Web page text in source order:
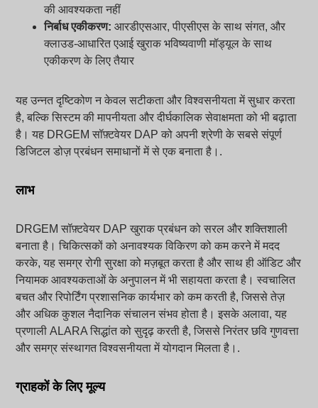
की आवश्यकता नहीं
निर्बाध एकीकरण: आरडीएसआर, पीएसीएस के साथ संगत, और
क्लाउड-आधारित एआई खुराक भविष्यवाणी मॉड्यूल के साथ
एकीकरण के लिए तैयार
यह उन्नत दृष्टिकोण न केवल सटीकता और विश्वसनीयता में सुधार करता
है, बल्कि सिस्टम की मापनीयता और दीर्घकालिक सेवाक्षमता को भी बढ़ाता
है। यह DRGEM सॉफ़्टवेयर DAP को अपनी श्रेणी के सबसे संपूर्ण
डिजिटल डोज़ प्रबंधन समाधानों में से एक बनाता है।.
लाभ
DRGEM सॉफ़्टवेयर DAP खुराक प्रबंधन को सरल और शक्तिशाली
बनाता है। चिकित्सकों को अनावश्यक विकिरण को कम करने में मदद
करके, यह समग्र रोगी सुरक्षा को मज़बूत करता है और साथ ही ऑडिट और
नियामक आवश्यकताओं के अनुपालन में भी सहायता करता है। स्वचालित
बचत और रिपोर्टिंग प्रशासनिक कार्यभार को कम करती है, जिससे तेज़
और अधिक कुशल नैदानिक संचालन संभव होता है। इसके अलावा, यह
प्रणाली ALARA सिद्धांत को सुदृढ़ करती है, जिससे निरंतर छवि गुणवत्ता
और समग्र संस्थागत विश्वसनीयता में योगदान मिलता है।.
ग्राहकों के लिए मूल्य